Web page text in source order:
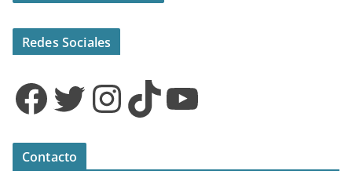
Redes Sociales
Facebook Twitter InstagramTikTok YouTube
Contacto